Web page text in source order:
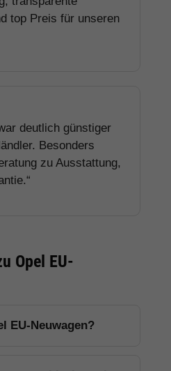
beliebt?
Neuwagen auch als
Lieferung